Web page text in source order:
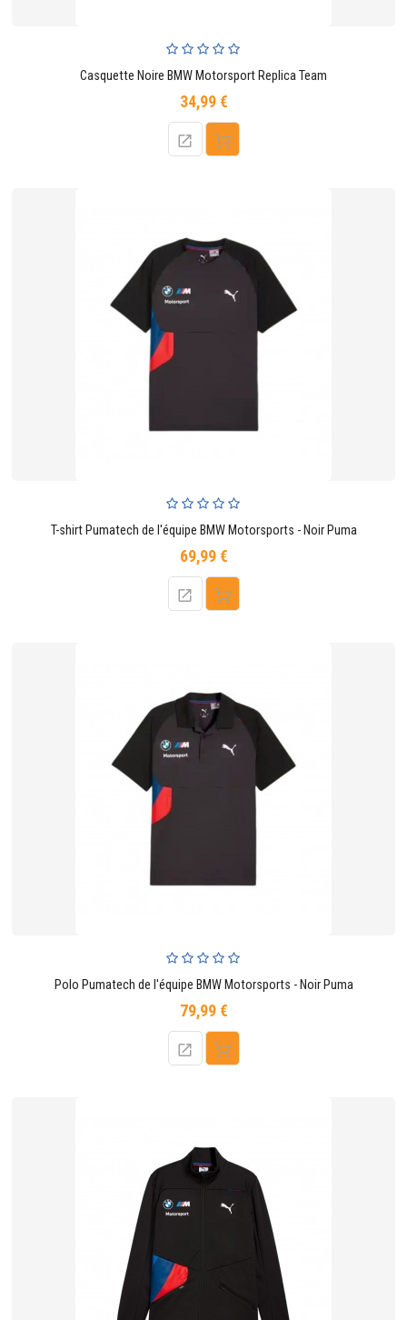
Casquette Noire BMW Motorsport Replica Team
34,99 €Prix
T-shirt Pumatech de l'équipe BMW Motorsports - Noir Puma
69,99 €Prix
Polo Pumatech de l'équipe BMW Motorsports - Noir Puma
79,99 €Prix